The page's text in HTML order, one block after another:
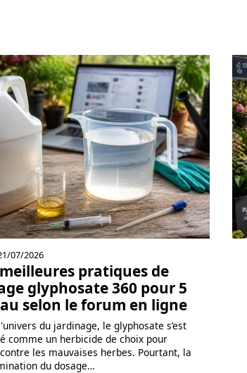
07/2026
pratiques de
glyphosate 360 pour 5
selon le forum en ligne
du jardinage, le glyphosate s’est
comme un herbicide de choix pour
les mauvaises herbes. Pourtant, la
du dosage…